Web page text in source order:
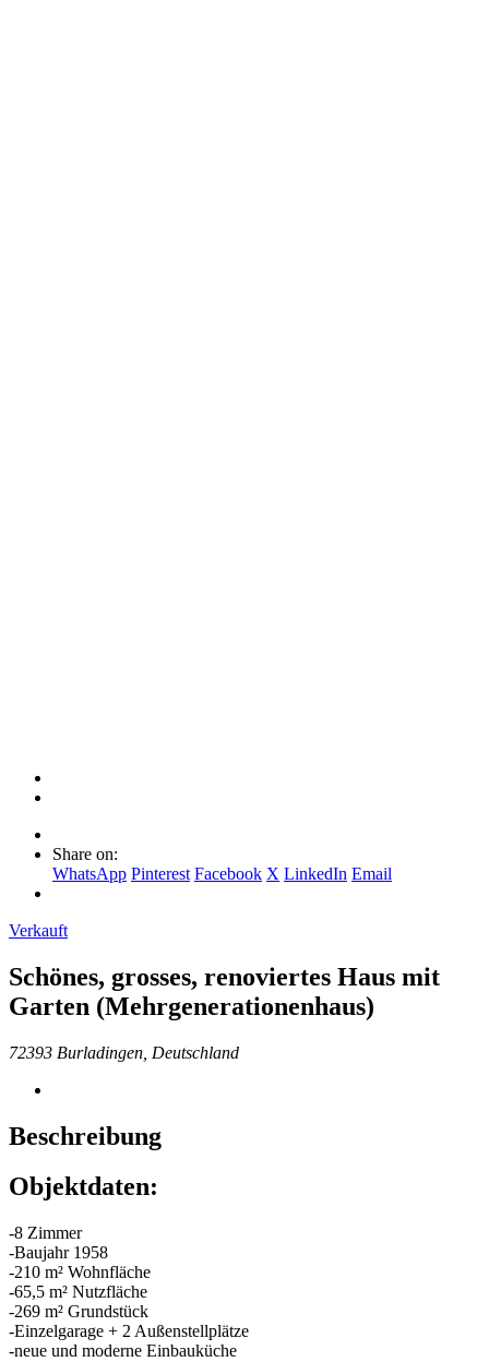
Share on:
WhatsApp Pinterest Facebook X LinkedIn Email
Verkauft
Schönes, grosses, renoviertes Haus mit
Garten (Mehrgenerationenhaus)
72393 Burladingen, Deutschland
Beschreibung
Objektdaten:
-8 Zimmer
-Baujahr 1958
-210 m² Wohnfläche
-65,5 m² Nutzfläche
-269 m² Grundstück
-Einzelgarage + 2 Außenstellplätze
-neue und moderne Einbauküche